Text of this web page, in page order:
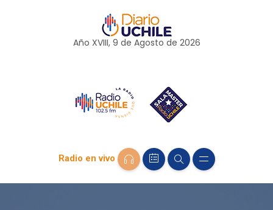
Año XVIII, 9 de Agosto de 2026
Radio en vivo